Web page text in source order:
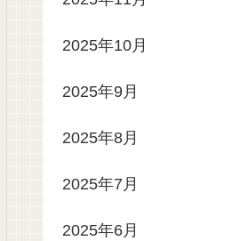
2025年10月
2025年9月
2025年8月
2025年7月
2025年6月